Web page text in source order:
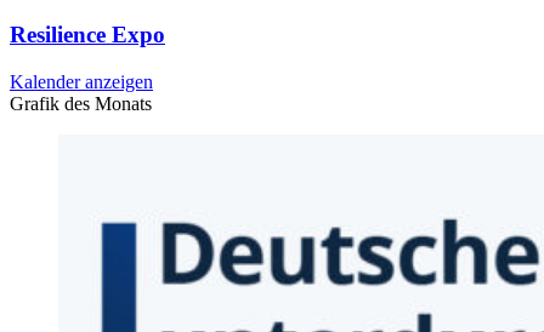
Resilience Expo
Kalender anzeigen
Grafik des Monats